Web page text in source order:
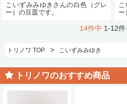
こいずみみゆきさんの白色（グレ
ー）の豆皿です。
ー
14件中 1-12
トリノワ TOP > こいずみみゆき
トリノワのおすすめ商品